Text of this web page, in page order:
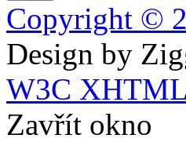
Copyright ©
Design by
W3C
Zavřít okno